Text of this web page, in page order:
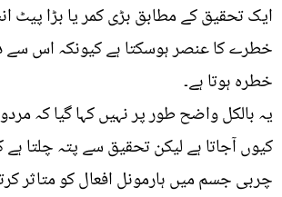
ایک تحقیق کے مطابق بڑی کمر یا بڑا پیٹ
خطرے کا عنصر ہوسکتا ہے کیونکہ اس سے
خطرہ ہوتا ہے۔
یہ بالکل واضح طور پر نہیں کہا گیا کہ
کیوں آجاتا ہے لیکن تحقیق سے پتہ چلتا
چربی جسم میں ہارمونل افعال کو متاثر